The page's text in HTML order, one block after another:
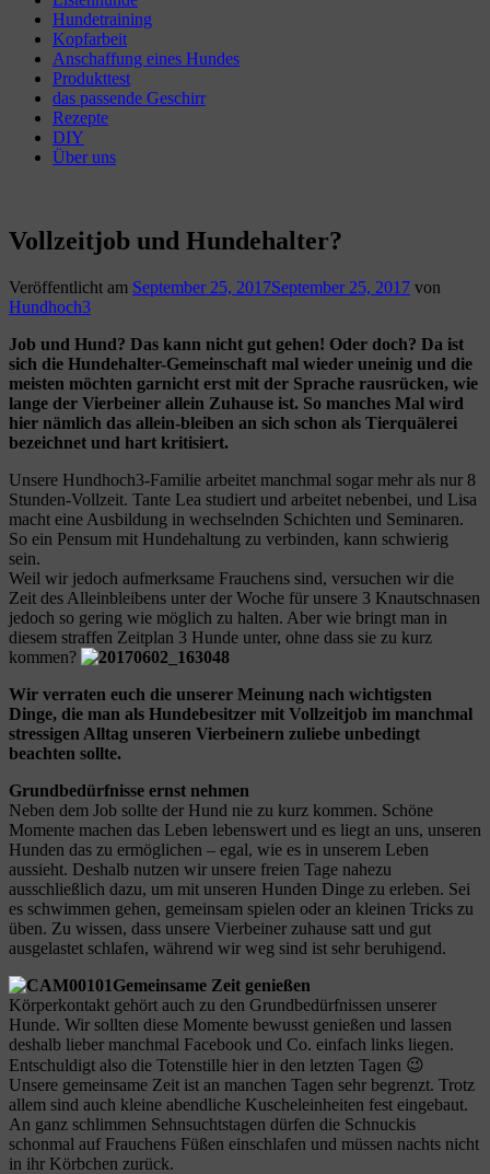
Hundetraining
Kopfarbeit
Anschaffung eines Hundes
Produkttest
das passende Geschirr
Rezepte
DIY
Über uns
Vollzeitjob und Hundehalter?
Veröffentlicht am September 25, 2017September 25, 2017 von
Hundhoch3
Job und Hund? Das kann nicht gut gehen! Oder doch? Da ist
sich die Hundehalter-Gemeinschaft mal wieder uneinig und die
meisten möchten garnicht erst mit der Sprache rausrücken, wie
lange der Vierbeiner allein Zuhause ist. So manches Mal wird
hier nämlich das allein-bleiben an sich schon als Tierquälerei
bezeichnet und hart kritisiert.
Unsere Hundhoch3-Familie arbeitet manchmal sogar mehr als nur 8
Stunden-Vollzeit. Tante Lea studiert und arbeitet nebenbei, und Lisa
macht eine Ausbildung in wechselnden Schichten und Seminaren.
So ein Pensum mit Hundehaltung zu verbinden, kann schwierig
sein.
Weil wir jedoch aufmerksame Frauchens sind, versuchen wir die
Zeit des Alleinbleibens unter der Woche für unsere 3 Knautschnasen
jedoch so gering wie möglich zu halten. Aber wie bringt man in
diesem straffen Zeitplan 3 Hunde unter, ohne dass sie zu kurz
kommen?
Wir verraten euch die unserer Meinung nach wichtigsten
Dinge, die man als Hundebesitzer mit Vollzeitjob im manchmal
stressigen Alltag unseren Vierbeinern zuliebe unbedingt
beachten sollte.
Grundbedürfnisse ernst nehmen
Neben dem Job sollte der Hund nie zu kurz kommen. Schöne
Momente machen das Leben lebenswert und es liegt an uns, unseren
Hunden das zu ermöglichen – egal, wie es in unserem Leben
aussieht. Deshalb nutzen wir unsere freien Tage nahezu
ausschließlich dazu, um mit unseren Hunden Dinge zu erleben. Sei
es schwimmen gehen, gemeinsam spielen oder an kleinen Tricks zu
üben. Zu wissen, dass unsere Vierbeiner zuhause satt und gut
ausgelastet schlafen, während wir weg sind ist sehr beruhigend.
Gemeinsame Zeit genießen
Körperkontakt gehört auch zu den Grundbedürfnissen unserer
Hunde. Wir sollten diese Momente bewusst genießen und lassen
deshalb lieber manchmal Facebook und Co. einfach links liegen.
Entschuldigt also die Totenstille hier in den letzten Tagen 😉
Unsere gemeinsame Zeit ist an manchen Tagen sehr begrenzt. Trotz
allem sind auch kleine abendliche Kuscheleinheiten fest eingebaut.
An ganz schlimmen Sehnsuchtstagen dürfen die Schnuckis
schonmal auf Frauchens Füßen einschlafen und müssen nachts nicht
in ihr Körbchen zurück.